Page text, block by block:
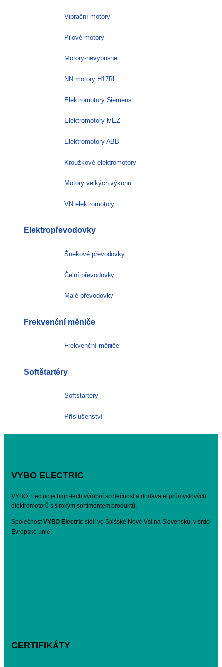
Vibrační motory
Pilové motory
Motory-nevýbušné
NN motory H17RL
Elektromotory Siemens
Elektromotory MEZ
Elektromotory ABB
Kroužkové elektromotory
Motory velkých výkonů
VN elektromotory
Elektropřevodovky
Šnekové převodovky
Čelní převodovky
Malé převodovky
Frekvenční měniče
Frekvenční měniče
Softštartéry
Softstartéry
Příslušenství
VYBO ELECTRIC
VYBO Electric je high-tech výrobní společnost a dodavatel průmyslových
elektromotorů s širokým sortimentem produktů.
Společnost VYBO Electric sídlí ve Spišské Nové Vsi na Slovensku, v srdci
Evropské unie.
CERTIFIKÁTY